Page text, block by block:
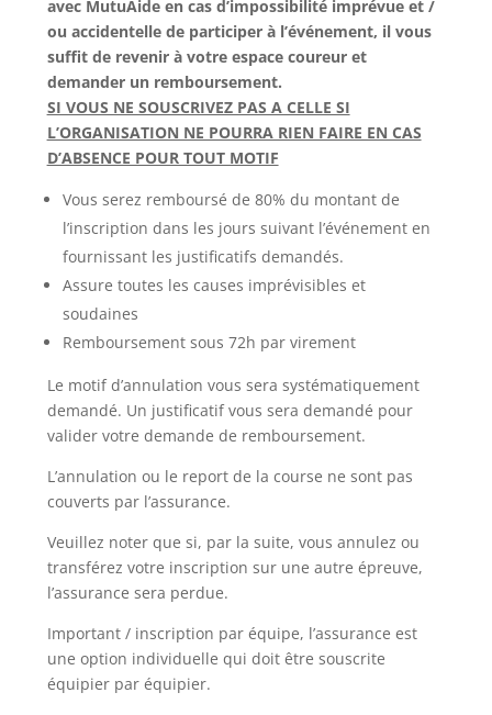
avec MutuAide en cas d’impossibilité imprévue et /
ou accidentelle de participer à l’événement, il vous
suffit de revenir à votre espace coureur et
demander un remboursement.
SI VOUS NE SOUSCRIVEZ PAS A CELLE SI
L’ORGANISATION NE POURRA RIEN FAIRE EN CAS
D’ABSENCE POUR TOUT MOTIF
Vous serez remboursé de 80% du montant de
l’inscription dans les jours suivant l’événement en
fournissant les justificatifs demandés.
Assure toutes les causes imprévisibles et
soudaines
Remboursement sous 72h par virement
Le motif d’annulation vous sera systématiquement
demandé. Un justificatif vous sera demandé pour
valider votre demande de remboursement.
L’annulation ou le report de la course ne sont pas
couverts par l’assurance.
Veuillez noter que si, par la suite, vous annulez ou
transférez votre inscription sur une autre épreuve,
l’assurance sera perdue.
Important / inscription par équipe, l’assurance est
une option individuelle qui doit être souscrite
équipier par équipier.